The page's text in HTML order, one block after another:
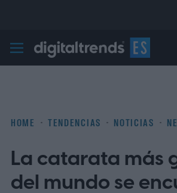
Digital Trends Español
HOME TENDENCIAS NOTICIAS
La catarata más
del mundo se